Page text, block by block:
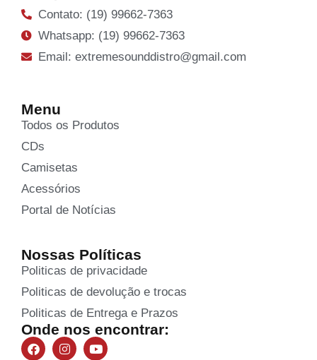
Contato: (19) 99662-7363
Whatsapp: (19) 99662-7363
Email: extremesounddistro@gmail.com
Menu
Todos os Produtos
CDs
Camisetas
Acessórios
Portal de Notícias
Nossas Políticas
Politicas de privacidade
Politicas de devolução e trocas
Politicas de Entrega e Prazos
Onde nos encontrar: